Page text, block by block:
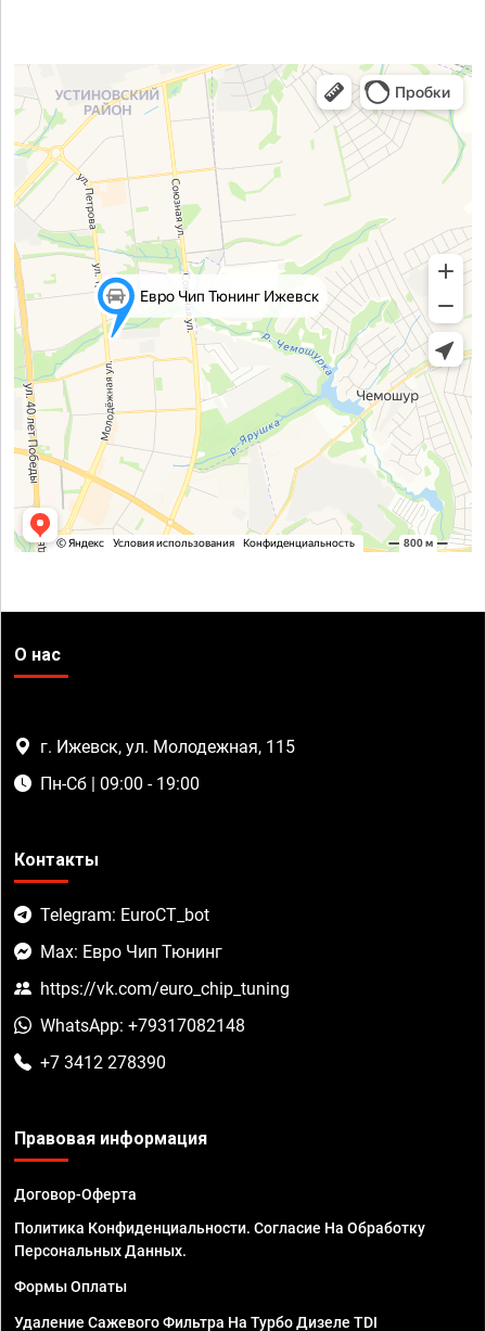
О нас
г. Ижевск, ул. Молодежная, 115
Пн-Сб | 09:00 - 19:00
Контакты
Telegram: EuroCT_bot
Max: Евро Чип Тюнинг
https://vk.com/euro_chip_tuning
WhatsApp: +79317082148
+7 3412 278390
Правовая информация
Договор-Оферта
Политика Конфиденциальности. Согласие На Обработку
Персональных Данных.
Формы Оплаты
Удаление Сажевого Фильтра На Турбо Дизеле TDI